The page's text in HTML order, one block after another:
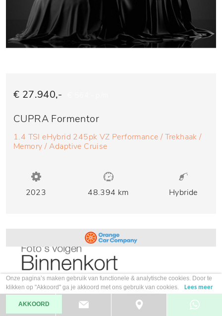
€ 27.940,-
CUPRA Formentor
1.4 TSI eHybrid 245pk VZ Performance / Trekhaak /
Memory / Adaptive Cruise
2023 48.394 km Hybride
Onze pagina’s maken gebruik van functionele & analytische cookies. Door te
klikken op "Akkoord" ga je akkoord met ons gebruik van cookies.
Lees meer
AKKOORD